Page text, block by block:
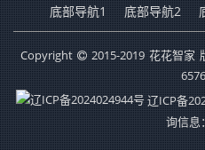
底部导航1 底部导航2
Copyright 2015-2019 花花智家
6576
辽ICP备
询信息